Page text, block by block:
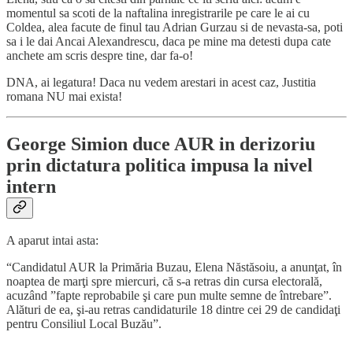
momentul sa scoti de la naftalina inregistrarile pe care le ai cu
Coldea, alea facute de finul tau Adrian Gurzau si de nevasta-sa, poti
sa i le dai Ancai Alexandrescu, daca pe mine ma detesti dupa cate
anchete am scris despre tine, dar fa-o!
DNA, ai legatura! Daca nu vedem arestari in acest caz, Justitia
romana NU mai exista!
George Simion duce AUR in derizoriu
prin dictatura politica impusa la nivel
intern
A aparut intai asta:
“Candidatul AUR la Primăria Buzau, Elena Năstăsoiu, a anunţat, în
noaptea de marţi spre miercuri, că s-a retras din cursa electorală,
acuzând ”fapte reprobabile şi care pun multe semne de întrebare”.
Alături de ea, şi-au retras candidaturile 18 dintre cei 29 de candidaţi
pentru Consiliul Local Buzău”.